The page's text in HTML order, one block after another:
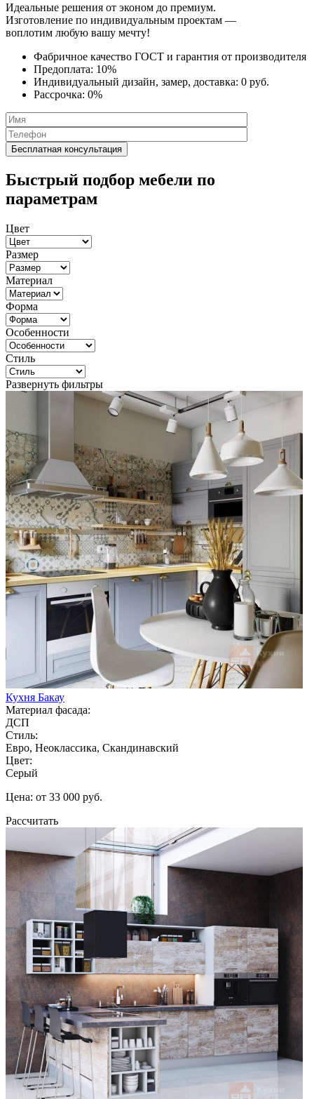
Идеальные решения от эконом до премиум.
Изготовление по индивидуальным проектам —
воплотим любую вашу мечту!
Фабричное качество ГОСТ и гарантия от производителя
Предоплата: 10%
Индивидуальный дизайн, замер, доставка: 0 руб.
Рассрочка: 0%
Быстрый подбор мебели по
параметрам
Цвет
Размер
Материал
Форма
Особенности
Стиль
Развернуть фильтры
Кухня Бакау
Материал фасада:
ДСП
Стиль:
Евро, Неоклассика, Скандинавский
Цвет:
Серый
Цена: от 33 000 руб.
Рассчитать